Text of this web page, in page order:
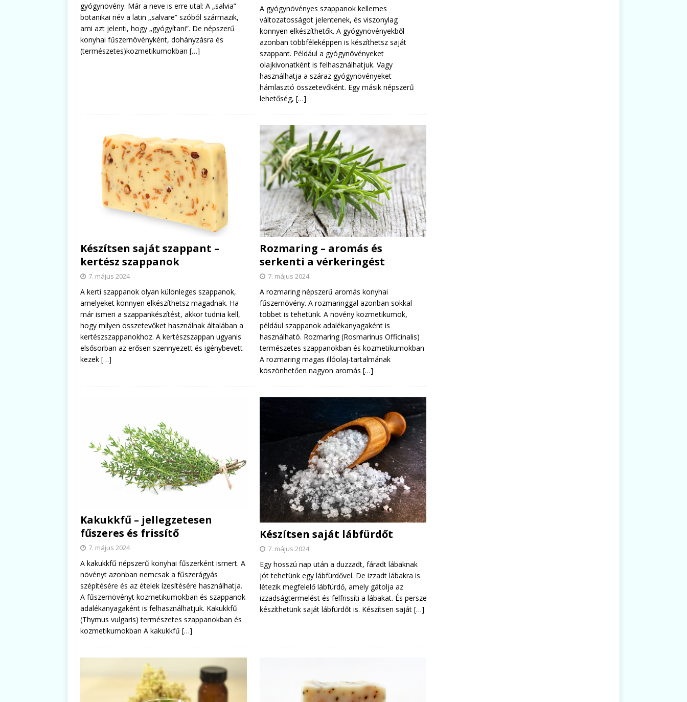
gyógynövény. Már a neve is erre utal: A „salvia”
botanikai név a latin „salvare” szóból származik,
ami azt jelenti, hogy „gyógyítani”. De népszerű
konyhai fűszernövényként, dohányzásra és
(természetes)kozmetikumokban […]
A gyógynövényes szappanok kellemes
változatosságot jelentenek, és viszonylag
könnyen elkészíthetők. A gyógynövényekből
azonban többféleképpen is készíthetsz saját
szappant. Például a gyógynövényeket
olajkivonatként is felhasználhatjuk. Vagy
használhatja a száraz gyógynövényeket
hámlasztó összetevőként. Egy másik népszerű
lehetőség, […]
Készítsen saját szappant –
kertész szappanok
7. május 2024
A kerti szappanok olyan különleges szappanok,
amelyeket könnyen elkészíthetsz magadnak. Ha
már ismeri a szappankészítést, akkor tudnia kell,
hogy milyen összetevőket használnak általában a
kertészszappanokhoz. A kertészszappan ugyanis
elsősorban az erősen szennyezett és igénybevett
kezek […]
Rozmaring – aromás és
serkenti a vérkeringést
7. május 2024
A rozmaring népszerű aromás konyhai
fűszernövény. A rozmaringgal azonban sokkal
többet is tehetünk. A növény kozmetikumok,
például szappanok adalékanyagaként is
használható. Rozmaring (Rosmarinus Officinalis)
természetes szappanokban és kozmetikumokban
A rozmaring magas illóolaj-tartalmának
köszönhetően nagyon aromás […]
Kakukkfű – jellegzetesen
fűszeres és frissítő
7. május 2024
A kakukkfű népszerű konyhai fűszerként ismert. A
növényt azonban nemcsak a fűszerágyás
szépítésére és az ételek ízesítésére használhatja.
A fűszernövényt kozmetikumokban és szappanok
adalékanyagaként is felhasználhatjuk. Kakukkfű
(Thymus vulgaris) természetes szappanokban és
kozmetikumokban A kakukkfű […]
Készítsen saját lábfürdőt
7. május 2024
Egy hosszú nap után a duzzadt, fáradt lábaknak
jót tehetünk egy lábfürdővel. De izzadt lábakra is
létezik megfelelő lábfürdő, amely gátolja az
izzadságtermelést és felfrissíti a lábakat. És persze
készíthetünk saját lábfürdőt is. Készítsen saját […]